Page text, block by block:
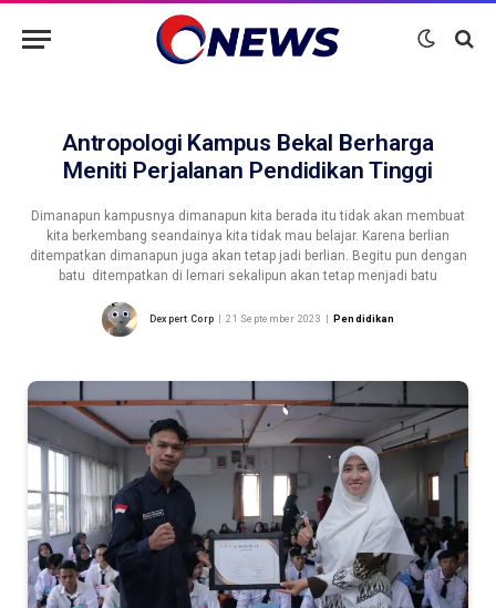
Antropologi Kampus Bekal Berharga
Meniti Perjalanan Pendidikan Tinggi
Dimanapun kampusnya dimanapun kita berada itu tidak akan membuat
kita berkembang seandainya kita tidak mau belajar. Karena berlian
ditempatkan dimanapun juga akan tetap jadi berlian. Begitu pun dengan
batu ditempatkan di lemari sekalipun akan tetap menjadi batu
Dexpert Corp 21 September 2023 Pendidikan